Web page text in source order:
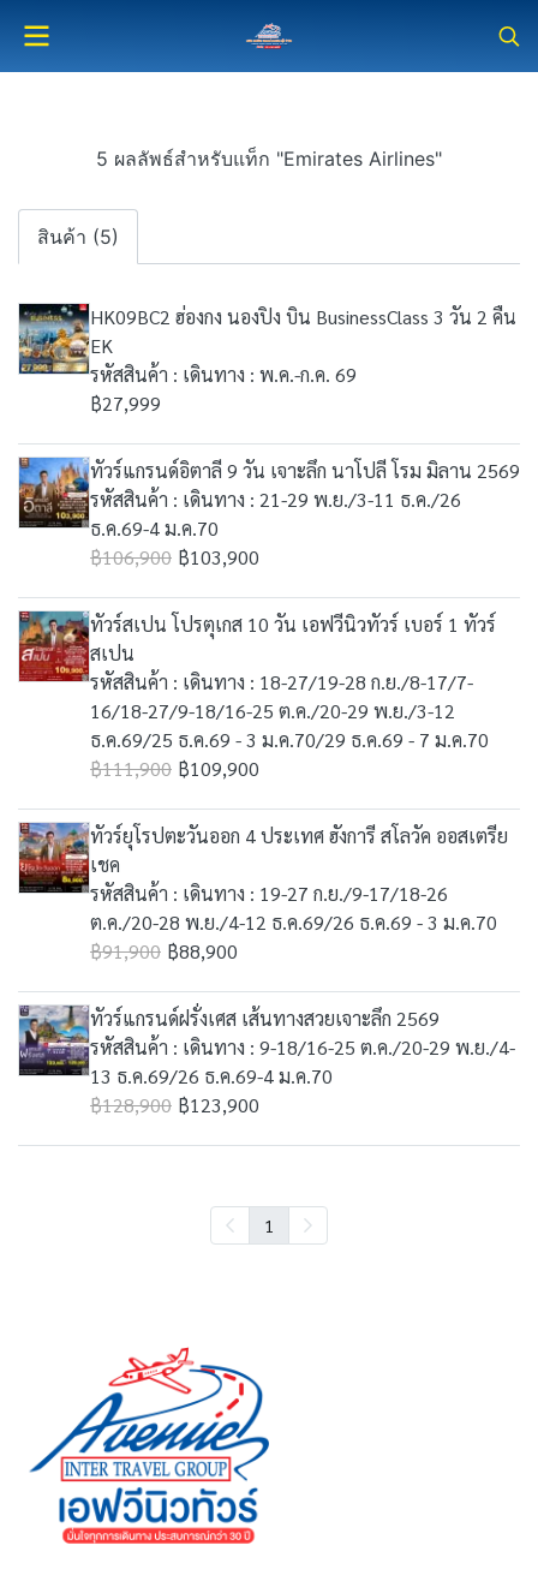
5 ผลลัพธ์สำหรับแท็ก "Emirates Airlines"
สินค้า (5)
HK09BC2 ฮ่องกง นองปิง บิน BusinessClass 3 วัน 2 คืน
EK
รหัสสินค้า : เดินทาง : พ.ค.-ก.ค. 69
฿27,999
ทัวร์แกรนด์อิตาลี 9 วัน เจาะลึก นาโปลี โรม มิลาน 2569
รหัสสินค้า : เดินทาง : 21-29 พ.ย./3-11 ธ.ค./26
ธ.ค.69-4 ม.ค.70
฿106,900 ฿103,900
ทัวร์สเปน โปรตุเกส 10 วัน เอฟวีนิวทัวร์ เบอร์ 1 ทัวร์
สเปน
รหัสสินค้า : เดินทาง : 18-27/19-28 ก.ย./8-17/7-
16/18-27/9-18/16-25 ต.ค./20-29 พ.ย./3-12
ธ.ค.69/25 ธ.ค.69 - 3 ม.ค.70/29 ธ.ค.69 - 7 ม.ค.70
฿111,900 ฿109,900
ทัวร์ยุโรปตะวันออก 4 ประเทศ ฮังการี สโลวัค ออสเตรีย
เชค
รหัสสินค้า : เดินทาง : 19-27 ก.ย./9-17/18-26
ต.ค./20-28 พ.ย./4-12 ธ.ค.69/26 ธ.ค.69 - 3 ม.ค.70
฿91,900 ฿88,900
ทัวร์แกรนด์ฝรั่งเศส เส้นทางสวยเจาะลึก 2569
รหัสสินค้า : เดินทาง : 9-18/16-25 ต.ค./20-29 พ.ย./4-
13 ธ.ค.69/26 ธ.ค.69-4 ม.ค.70
฿128,900 ฿123,900
1